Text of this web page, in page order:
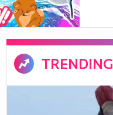
TRENDING